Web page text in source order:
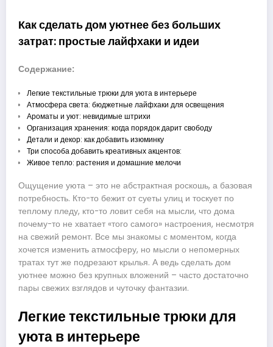
Как сделать дом уютнее без больших
затрат: простые лайфхаки и идеи
Содержание:
Легкие текстильные трюки для уюта в интерьере
Атмосфера света: бюджетные лайфхаки для освещения
Ароматы и уют: невидимые штрихи
Организация хранения: когда порядок дарит свободу
Детали и декор: как добавить изюминку
Три способа добавить креативных акцентов:
Живое тепло: растения и домашние мелочи
Ощущение уюта – это не абстрактная роскошь, а базовая
потребность. Кто-то бежит от суеты улиц и тоскует по
теплому пледу, кто-то ловит себя на мысли, что дома
почему-то не хватает «того самого» настроения, несмотря
на свежий ремонт. Все мы знакомы с моментом, когда
хочется изменить атмосферу, но мысли о непомерных
тратах тут же подрезают крылья. А ведь сделать дом
уютнее можно без крупных вложений – часто достаточно
пары свежих взглядов и чуточку фантазии.
Легкие текстильные трюки для
уюта в интерьере